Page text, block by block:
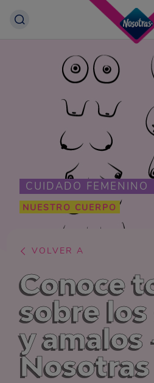
CUIDADO FEMENINO
NUESTRO CUERPO
VOLVER A
Conoce
sobre los
y amalos
Nosotras